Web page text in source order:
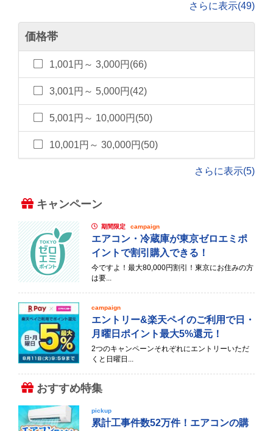
さらに表示(49)
価格帯
1,001円～ 3,000円(66)
3,001円～ 5,000円(42)
5,001円～ 10,000円(50)
10,001円～ 30,000円(50)
さらに表示(5)
キャンペーン
期間限定 campaign
エアコン・冷蔵庫が東京ゼロエミポ
イントで割引購入できる！
今ですよ！最大80,000円割引！東京にお住みの方
は要...
campaign
エントリー&楽天ペイのご利用で日・
月曜日ポイント最大5%還元！
2つのキャンペーンそれぞれにエントリーいただ
くと日曜日...
おすすめ特集
pickup
累計工事件数52万件！エアコンの購